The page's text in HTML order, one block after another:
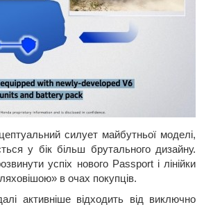
силует майбутньої моделі,
у бік більш брутального дизайну.
успіх нового Passport і лінійки
в очах покупців.
активніше відходить від виключно